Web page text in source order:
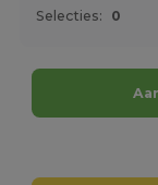
Selecties: 0